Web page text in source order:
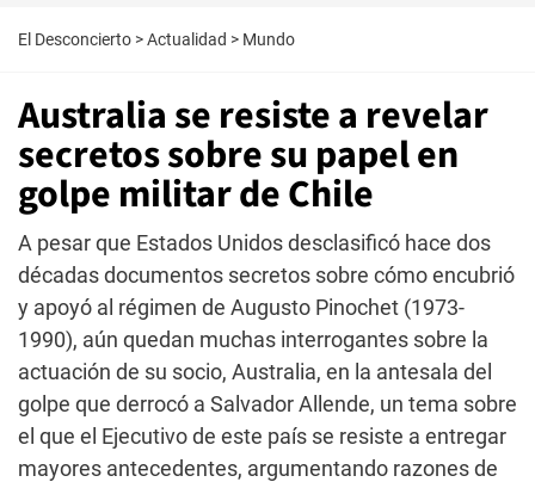
El Desconcierto >Actualidad > Mundo
Australia se resiste a revelar
secretos sobre su papel en
golpe militar de Chile
A pesar que Estados Unidos desclasificó hace dos
décadas documentos secretos sobre cómo encubrió
y apoyó al régimen de Augusto Pinochet (1973-
1990), aún quedan muchas interrogantes sobre la
actuación de su socio, Australia, en la antesala del
golpe que derrocó a Salvador Allende, un tema sobre
el que el Ejecutivo de este país se resiste a entregar
mayores antecedentes, argumentando razones de